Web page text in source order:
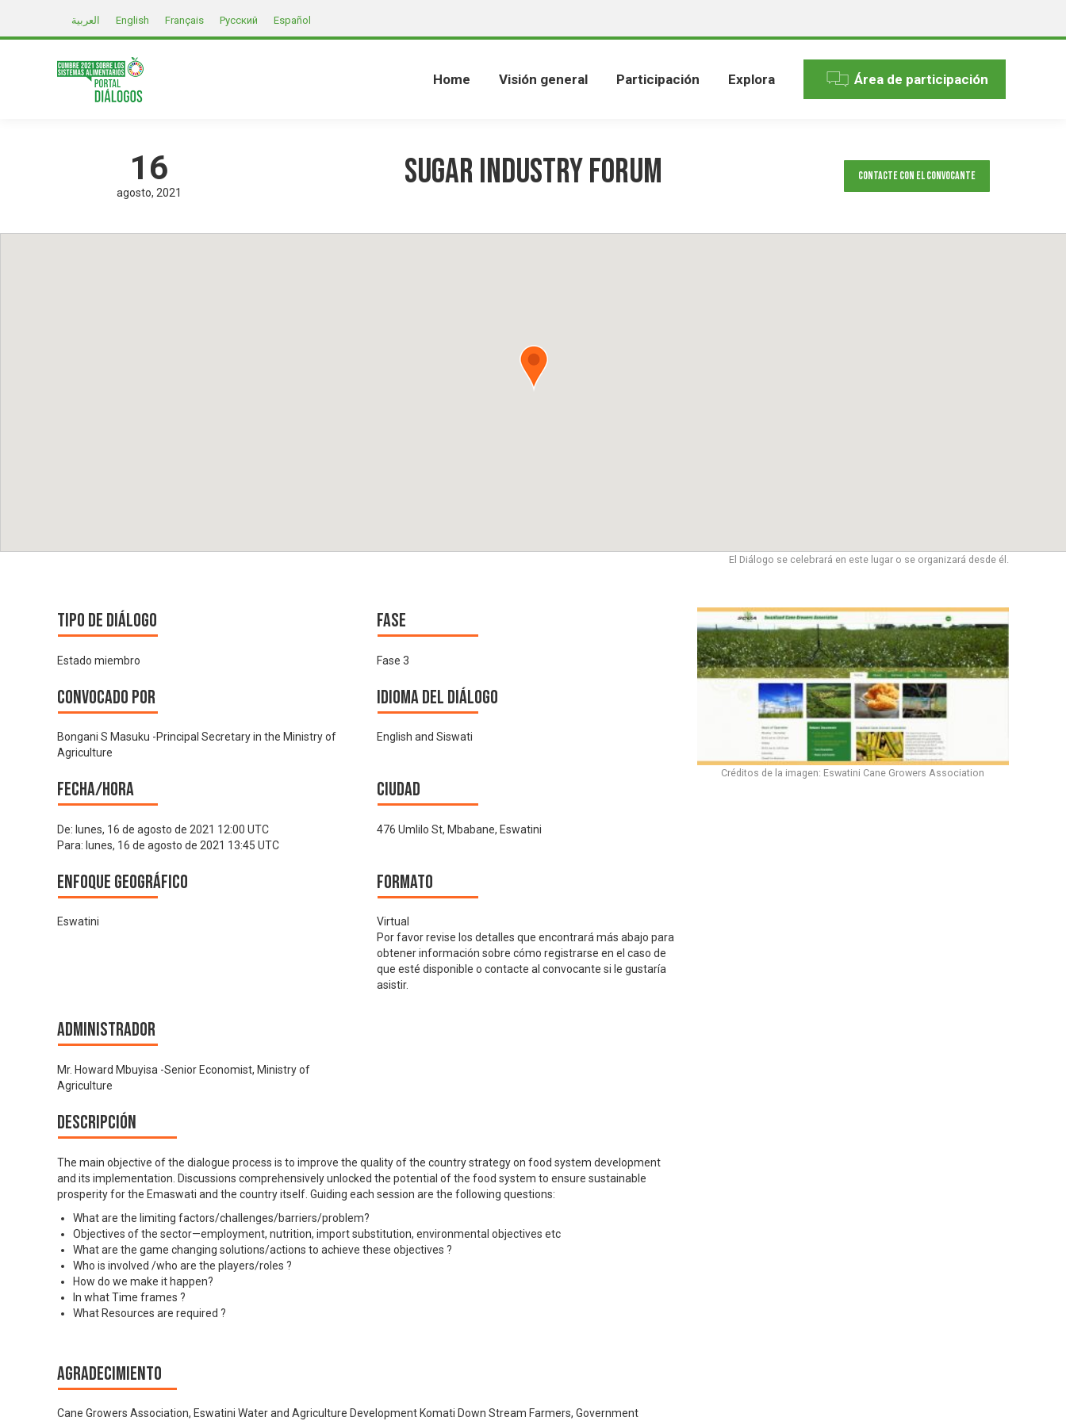
العربية English Français Русский Español
Home Visión general Participación Explora Área de participación
16
agosto 2021 Sugar Industry Forum Contacte con el convocante
El Diálogo se celebrará en este lugar o se organizará desde él.
Tipo de diálogo
Estado miembro
Fase
Fase 3
Convocado por
Bongani S Masuku -Principal Secretary in the Ministry of
Agriculture
Idioma del Diálogo
English and Siswati
Fecha/hora
De: lunes, 16 de agosto de 2021 12:00 UTC
Para: lunes, 16 de agosto de 2021 13:45 UTC
Ciudad
476 Umlilo St, Mbabane, Eswatini
Enfoque geográfico
Eswatini
Formato
Virtual
Por favor revise los detalles que encontrará más abajo para
obtener información sobre cómo registrarse en el caso de
que esté disponible o contacte al convocante si le gustaría
asistir.
Administrador
Mr. Howard Mbuyisa -Senior Economist, Ministry of
Agriculture
Descripción
The main objective of the dialogue process is to improve the quality of the country strategy on food system development
and its implementation. Discussions comprehensively unlocked the potential of the food system to ensure sustainable
prosperity for the Emaswati and the country itself. Guiding each session are the following questions:
What are the limiting factors/challenges/barriers/problem?
Objectives of the sector—employment, nutrition, import substitution, environmental objectives etc
What are the game changing solutions/actions to achieve these objectives ?
Who is involved /who are the players/roles ?
How do we make it happen?
In what Time frames ?
What Resources are required ?
Agradecimiento
Cane Growers Association, Eswatini Water and Agriculture Development Komati Down Stream Farmers, Government
Créditos de la imagen: Eswatini Cane Growers Association